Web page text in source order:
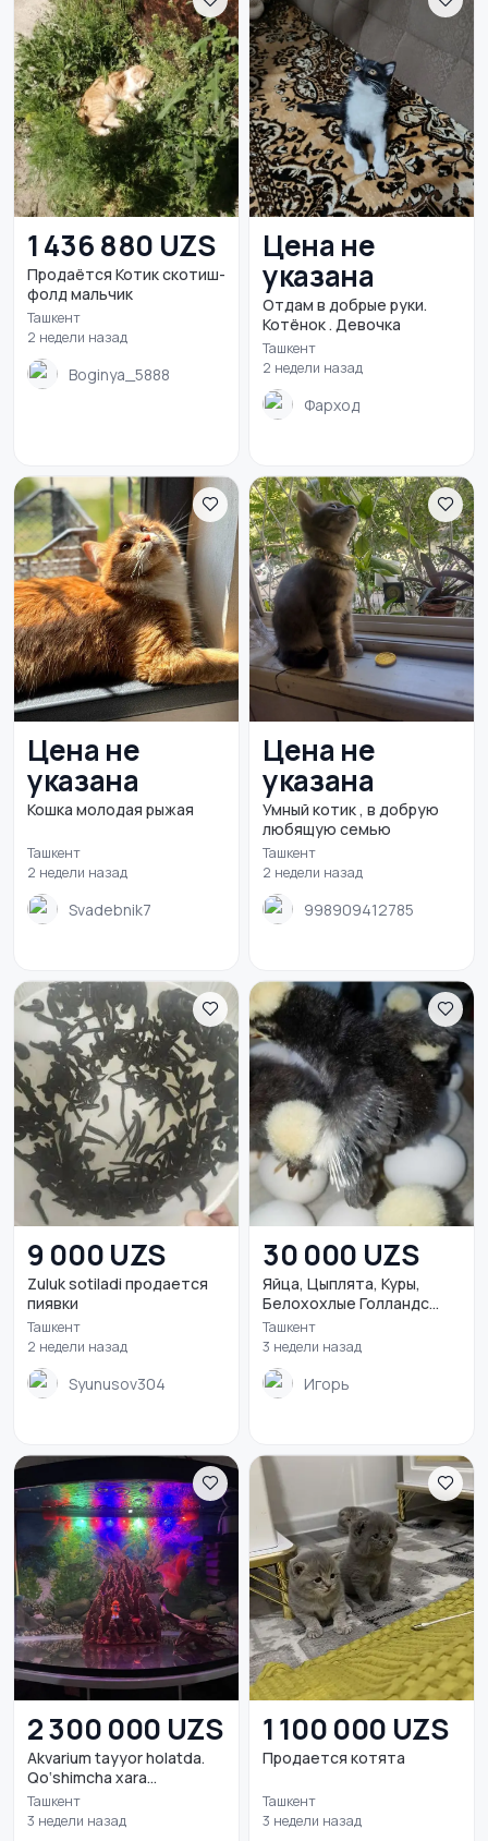
1 436 880 UZS
Продаётся Котик скотиш-
фолд мальчик
Ташкент
2 недели назад
Boginya_5888
Цена не
указана
Отдам в добрые руки.
Котёнок . Девочка
Ташкент
2 недели назад
Фарход
Цена не
указана
Кошка молодая рыжая
Ташкент
2 недели назад
Svadebnik7
Цена не
указана
Умный котик , в добрую
любящую семью
Ташкент
2 недели назад
998909412785
9 000 UZS
Zuluk sotiladi продается
пиявки
Ташкент
2 недели назад
Syunusov304
30 000 UZS
Яйца, Цыплята, Куры,
Белохохлые Голландс...
Ташкент
3 недели назад
Игорь
2 300 000 UZS
Akvarium tayyor holatda.
Qo‘shimcha xara...
Ташкент
3 недели назад
1 100 000 UZS
Продается котята
Ташкент
3 недели назад